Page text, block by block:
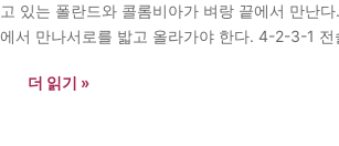
고 있는 폴란드와 콜롬비아가 벼랑 끝에서 만난
에서 만나서로를 밟고 올라가야 한다. 4-2-3-1
더 읽기 »